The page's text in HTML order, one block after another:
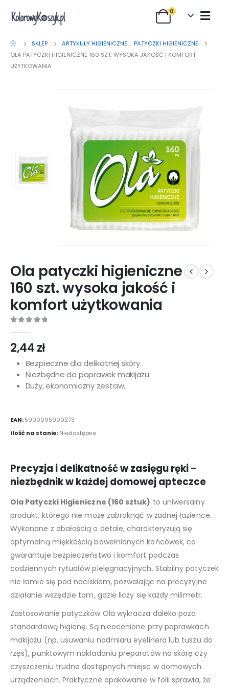
0
SKLEP ARTYKUŁY HIGIENICZNE , PATYCZKI HIGIENICZNE
OLA PATYCZKI HIGIENICZNE 160 SZT. WYSOKA JAKOŚĆ I KOMFORT
UŻYTKOWANIA
Ola patyczki higieniczne
160 szt. wysoka jakość i
komfort użytkowania
2,44zł
Bezpieczne dla delikatnej skóry.
Niezbędne do poprawek makijażu.
Duży, ekonomiczny zestaw.
EAN:5900095000273
Ilość na stanie:Niedostępne
Precyzja i delikatność w zasięgu ręki –
niezbędnik w każdej domowej apteczce
Ola Patyczki Higieniczne (160 sztuk) to uniwersalny
produkt, którego nie może zabraknąć w żadnej łazience.
Wykonane z dbałością o detale, charakteryzują się
optymalną miękkością bawełnianych końcówek, co
gwarantuje bezpieczeństwo i komfort podczas
codziennych rytuałów pielęgnacyjnych. Stabilny patyczek
nie łamie się pod naciskiem, pozwalając na precyzyjne
działanie wszędzie tam, gdzie liczy się każdy milimetr.
Zastosowanie patyczków Ola wykracza daleko poza
standardową higienę. Są nieocenione przy poprawkach
makijażu (np. usuwaniu nadmiaru eyelinera lub tuszu do
rzęs), punktowym nakładaniu preparatów na skórę czy
czyszczeniu trudno dostępnych miejsc w domowych
urządzeniach. Praktyczne opakowanie w folii sprawia, że